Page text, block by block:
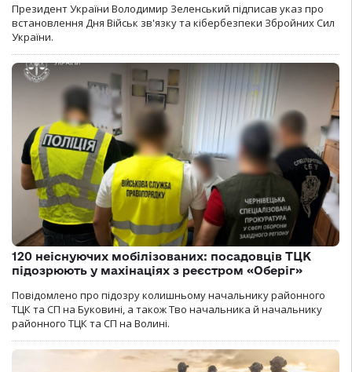
Президент України Володимир Зеленський підписав указ про
встановлення Дня Військ зв'язку та кібербезпеки Збройних Сил
України.
120 неіснуючих мобілізованих: посадовців ТЦК
підозрюють у махінаціях з реєстром «Оберіг»
Повідомлено про підозру колишньому начальнику районного
ТЦК та СП на Буковині, а також Тво начальника й начальнику
районного ТЦК та СП на Волині.